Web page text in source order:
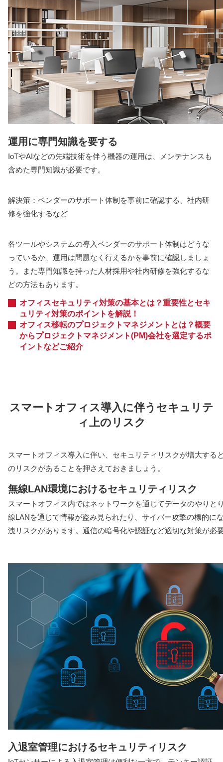
運用に専門知識を要する
IoTやAIなどの先端技術を伴う機器の運用は、メンテナンスも
含めた専門知識が必要です。
解決策：ベンダーのサポート体制を事前に確認する、社内研
修を強化するなど
各ツールやシステムの導入ベンダーのサポート体制はどうな
っているか、運用は問題なく行えるかを事前に確認しましょ
う。また専門知識を持った人材採用や社内研修を強化するな
どの方法もあります。
オフィスセキュリティ対策の基本とは？重要性とセキ
ュリティ対策のポイントを解説！
オフィス移転のプロジェクトマネジメントとは？概要
からプロジェクトマネジメント(PM)会社を選定するポ
イントなどご紹介
スマートオフィス導入に伴うセキュリテ
ィ上のリスク
スマートオフィス導入に伴い、セキュリティリスクが増大する
のリスクがあることを押さえておきましょう。
無線LAN環境におけるセキュリティリスク
スマートオフィス内ではネットワークを通じてデータのやりと
線LANを通じて情報が盗み見られたり、サイバー攻撃の標的に
洩リスクがあります。通信の暗号化や認証など適切な対策が必
入退室管理におけるセキュリティリスク